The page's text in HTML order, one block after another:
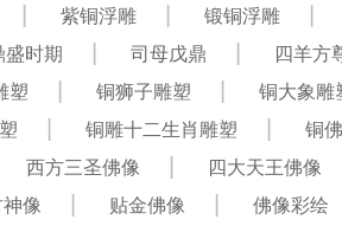
紫铜浮雕 锻铜浮雕
盛时期 司母戊鼎 四羊方
塑
铜狮子雕塑 铜大象雕
铜雕十二生肖雕塑 铜
西方三圣佛像 四大天王佛像
像
贴金佛像 佛像彩绘